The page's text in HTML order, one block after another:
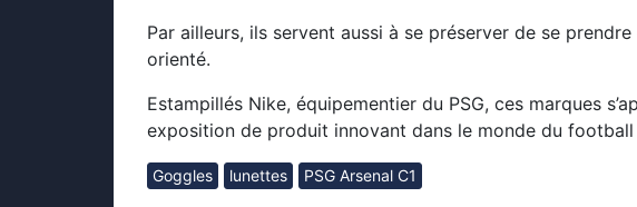
Par ailleurs, ils servent aussi à se préserver de se prendre
orienté.
Estampillés Nike, équipementier du PSG, ces marques
exposition de produit innovant dans le monde du football
Goggles lunettes PSG Arsenal C1